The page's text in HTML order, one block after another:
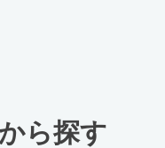
ら探す